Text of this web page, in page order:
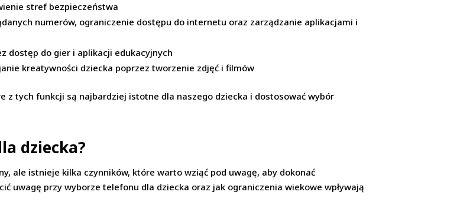
stref bezpieczeństwa
numerów, ograniczenie dostępu do internetu oraz zarządzanie aplikacjami i
dostęp do gier i aplikacji edukacyjnych
kreatywności dziecka poprzez tworzenie zdjęć i filmów
z tych funkcji są najbardziej istotne dla naszego dziecka i dostosować wybór
dziecka?
ale istnieje kilka czynników, które warto wziąć pod uwagę, aby dokonać
uwagę przy wyborze telefonu dla dziecka oraz jak ograniczenia wiekowe wpływają